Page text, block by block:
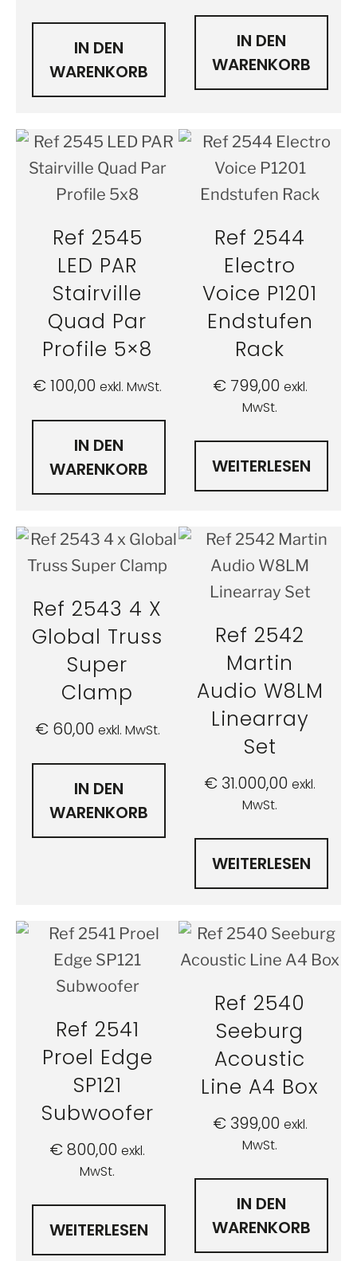
IN DEN
WARENKORB
IN DEN
WARENKORB
Ref 2545
LED PAR
Stairville
Quad Par
Profile 5×8
€100,00 exkl. MwSt.
IN DEN
WARENKORB
Ref 2544
Electro
Voice P1201
Endstufen
Rack
€799,00 exkl.
MwSt.
WEITERLESEN
Ref 2543 4 X
Global Truss
Super
Clamp
€60,00 exkl. MwSt.
IN DEN
WARENKORB
Ref 2542
Martin
Audio W8LM
Linearray
Set
€ 31.000,00 exkl.
MwSt.
WEITERLESEN
Ref 2541
Proel Edge
SP121
Subwoofer
€800,00 exkl.
MwSt.
WEITERLESEN
Ref 2540
Seeburg
Acoustic
Line A4 Box
€399,00 exkl.
MwSt.
IN DEN
WARENKORB